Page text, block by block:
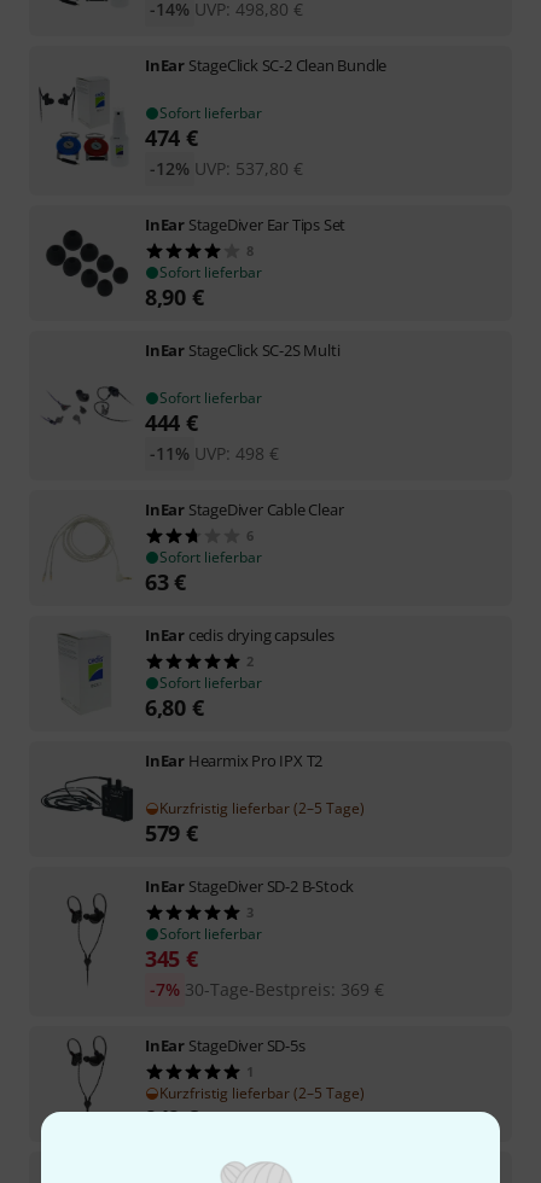
UVP: 498,80 €
-14%
InEar StageClick SC-2 Clean Bundle
Sofort lieferbar
474 €
UVP: 537,80 €
-12%
InEar StageDiver Ear Tips Set
8
Sofort lieferbar
8,90 €
InEar StageClick SC-2S Multi
Sofort lieferbar
444 €
UVP: 498 €
-11%
InEar StageDiver Cable Clear
6
Sofort lieferbar
63€
InEar cedis drying capsules
2
Sofort lieferbar
6,80 €
InEar Hearmix Pro IPX T2
Kurzfristig lieferbar (2–5 Tage)
579 €
InEar StageDiver SD-2 B-Stock
3
Sofort lieferbar
345 €
30-Tage-Bestpreis: 369 €
-7%
InEar StageDiver SD-5s
1
Kurzfristig lieferbar (2–5 Tage)
949€
StageDiver Eartip-Set XS